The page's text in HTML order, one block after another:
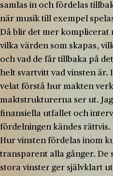
samlas in och fördelas
när musik till exempel
Då blir det mer komplicerat
vilka värden som skapas,
och vad de får tillbaka på
helt svartvitt vad vinsten är.
velat förstå hur makten
maktstrukturerna ser ut.
finansiella utfallet och
fördelningen kändes rättvis.
Hur vinsten fördelas inom
transparent alla gånger. De
stora vinster ger självklart